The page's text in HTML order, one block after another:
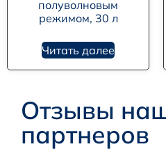
полуволновым
режимом, 30 л
Читать далее
Отзывы
партнеров